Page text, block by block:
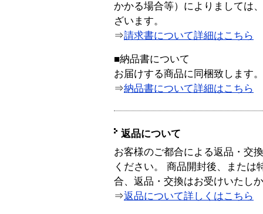
かかる場合等）によりましては
ざいます。
⇒請求書について詳細はこちら
■納品書について
お届けする商品に同梱致します。
⇒納品書について詳細はこちら
返品について
お客様のご都合による返品・交
ください。 商品開封後、または
合、返品・交換はお受けいたし
⇒返品について詳しくはこちら